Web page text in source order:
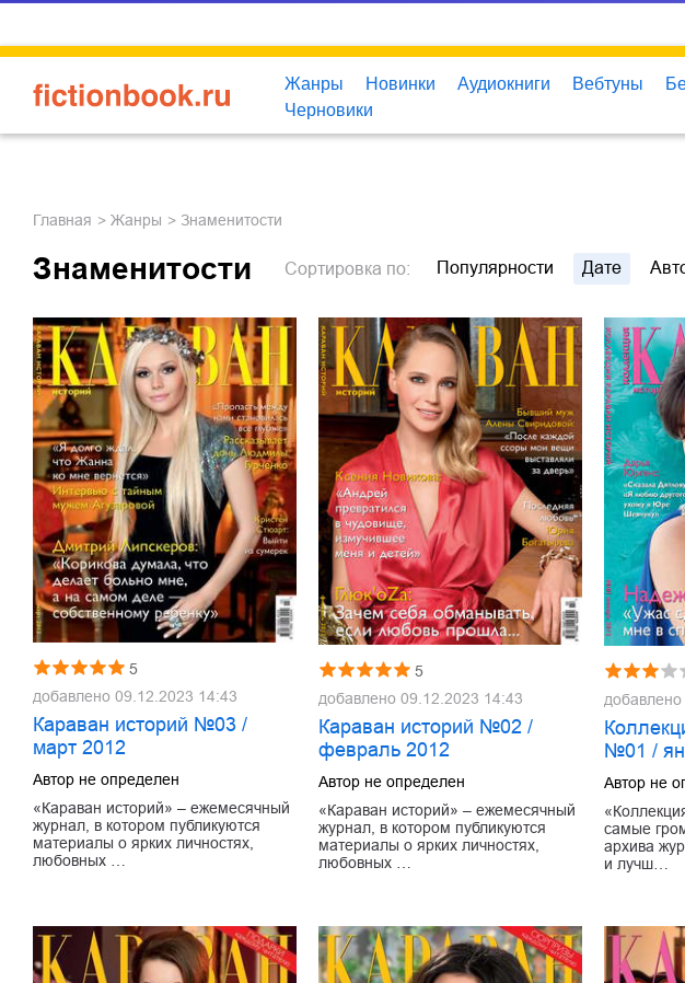
Жанры Новинки Аудиокниги Вебтуны
Черновики
Главная Жанры Знаменитости
Знаменитости Сортировка по: Популярности Дате
5
добавлено 09.12.2023 14:43
Караван историй №03 /
март 2012
Автор не определен
«Караван историй» – ежемесячный
журнал, в котором публикуются
материалы о ярких личностях,
любовных …
5
добавлено 09.12.2023 14:43
Караван историй №02 /
февраль 2012
Автор не определен
«Караван историй» – ежемесячный
журнал, в котором публикуются
материалы о ярких личностях,
любовных …
добавлено
№01 /
Автор не
самые
архива
и лучш…